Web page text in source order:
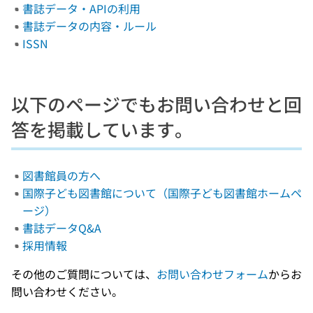
書誌データ・APIの利用
書誌データの内容・ルール
ISSN
以下のページでもお問い合わせと回
答を掲載しています。
図書館員の方へ
国際子ども図書館について（国際子ども図書館ホームペ
ージ）
書誌データQ&A
採用情報
その他のご質問については、 お問い合わせフォームからお
問い合わせください。